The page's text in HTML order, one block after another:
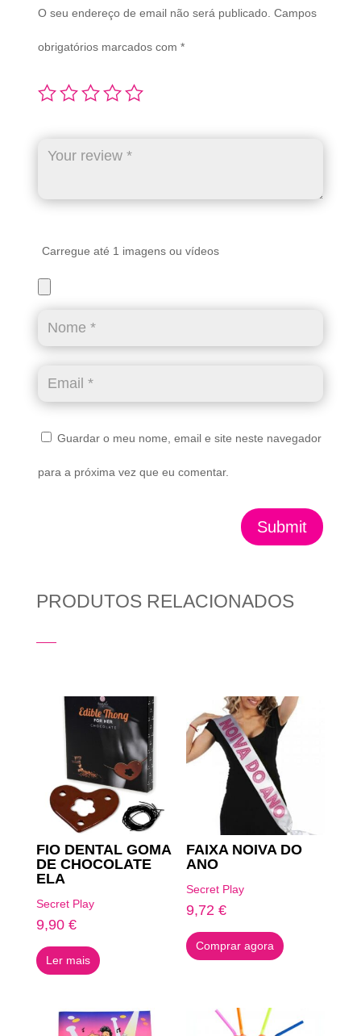
O seu endereço de email não será publicado. Campos
obrigatórios marcados com *
Carregue até 1 imagens ou vídeos
Guardar o meu nome, email e site neste navegador
para a próxima vez que eu comentar.
Submit
PRODUTOS RELACIONADOS
FIO DENTAL GOMA
DE CHOCOLATE
ELA
Secret Play
9,90 €
Ler mais
FAIXA NOIVA DO
ANO
Secret Play
9,72€
Comprar agora